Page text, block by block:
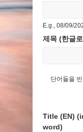
E.g., 08/09/
제목 (한글
단어들을
Title (EN)
word)